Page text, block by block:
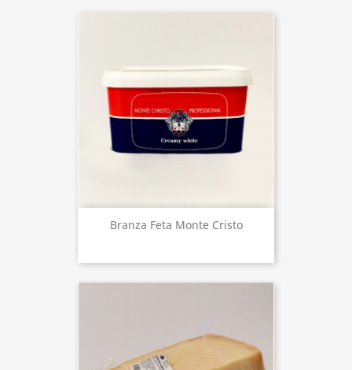
Branza Feta Monte Cristo